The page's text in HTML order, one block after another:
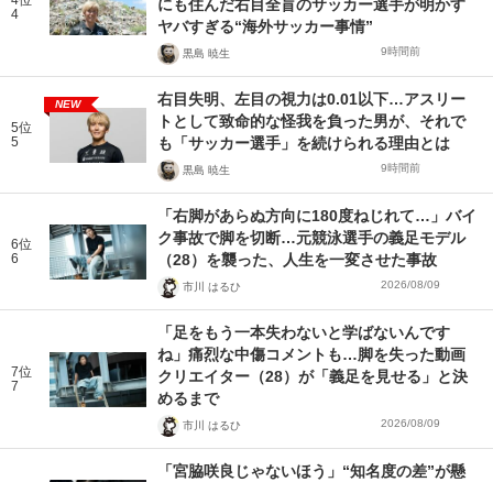
4
にも住んだ右目全盲のサッカー選手が明かす
ヤバすぎる“海外サッカー事情”
黒島 暁生 9時間前
5位
5
NEW
右目失明、左目の視力は0.01以下…アスリー
トとして致命的な怪我を負った男が、それで
も「サッカー選手」を続けられる理由とは
黒島 暁生 9時間前
6位
6
「右脚があらぬ方向に180度ねじれて…」バイ
ク事故で脚を切断…元競泳選手の義足モデル
（28）を襲った、人生を一変させた事故
市川 はるひ 2026/08/09
7位
7
「足をもう一本失わないと学ばないんです
ね」痛烈な中傷コメントも…脚を失った動画
クリエイター（28）が「義足を見せる」と決
めるまで
市川 はるひ 2026/08/09
「宮脇咲良じゃないほう」“知名度の差”が懸